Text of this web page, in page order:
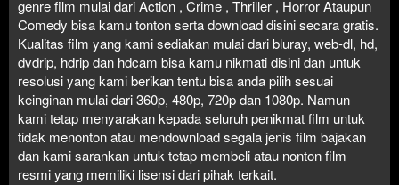
genre film mulai dari Action , Crime , Thriller , Horror Ataupun
Comedy bisa kamu tonton serta download disini secara gratis.
Kualitas film yang kami sediakan mulai dari bluray, web-dl, hd,
dvdrip, hdrip dan hdcam bisa kamu nikmati disini dan untuk
resolusi yang kami berikan tentu bisa anda pilih sesuai
keinginan mulai dari 360p, 480p, 720p dan 1080p. Namun
kami tetap menyarakan kepada seluruh penikmat film untuk
tidak menonton atau mendownload segala jenis film bajakan
dan kami sarankan untuk tetap membeli atau nonton film
resmi yang memiliki lisensi dari pihak terkait.